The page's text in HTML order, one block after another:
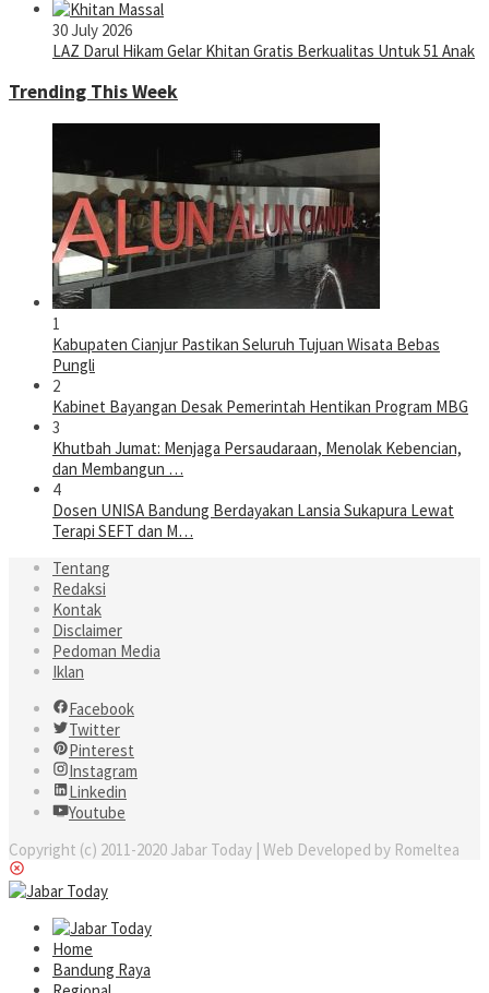
30 July 2026
LAZ Darul Hikam Gelar Khitan Gratis Berkualitas Untuk 51 Anak
Trending This Week
1
Kabupaten Cianjur Pastikan Seluruh Tujuan Wisata Bebas
Pungli
2
Kabinet Bayangan Desak Pemerintah Hentikan Program MBG
3
Khutbah Jumat: Menjaga Persaudaraan, Menolak Kebencian,
dan Membangun …
4
Dosen UNISA Bandung Berdayakan Lansia Sukapura Lewat
Terapi SEFT dan M…
Tentang
Redaksi
Kontak
Disclaimer
Pedoman Media
Iklan
Facebook
Twitter
Pinterest
Instagram
Linkedin
Youtube
Copyright (c) 2011-2020 Jabar Today | Web Developed by Romeltea
Home
Bandung Raya